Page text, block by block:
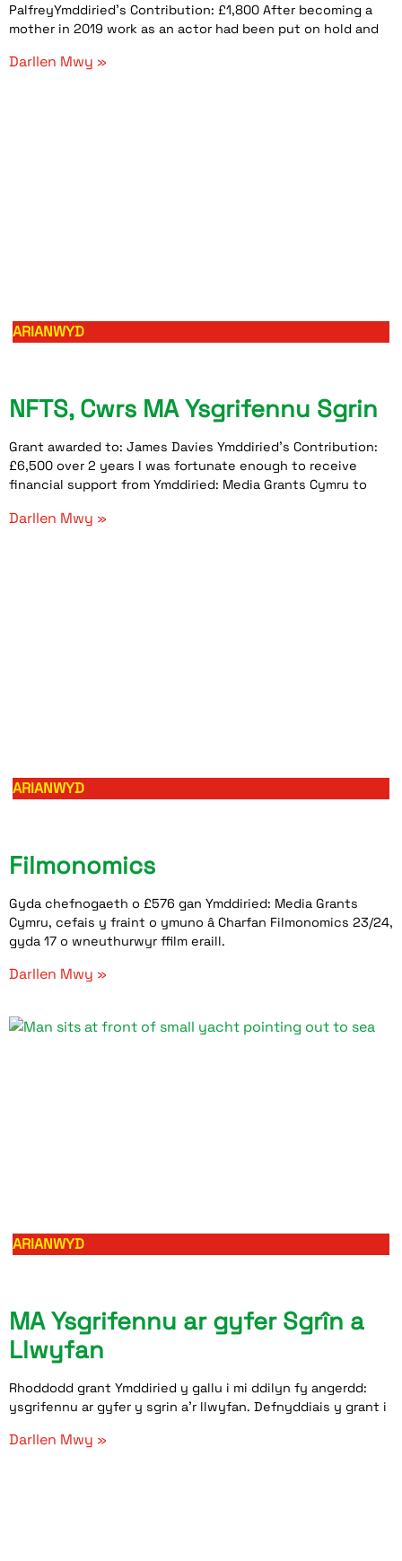
PalfreyYmddiried’s Contribution: £1,800 After becoming a
mother in 2019 work as an actor had been put on hold and
Darllen Mwy »
ARIANWYD
NFTS, Cwrs MA Ysgrifennu Sgrin
Grant awarded to: James Davies Ymddiried’s Contribution:
£6,500 over 2 years I was fortunate enough to receive
financial support from Ymddiried: Media Grants Cymru to
Darllen Mwy »
ARIANWYD
Filmonomics
Gyda chefnogaeth o £576 gan Ymddiried: Media Grants
Cymru, cefais y fraint o ymuno â Charfan Filmonomics 23/24,
gyda 17 o wneuthurwyr ffilm eraill.
Darllen Mwy »
ARIANWYD
MA Ysgrifennu ar gyfer Sgrîn a
Llwyfan
Rhoddodd grant Ymddiried y gallu i mi ddilyn fy angerdd:
ysgrifennu ar gyfer y sgrin a’r llwyfan. Defnyddiais y grant i
Darllen Mwy »